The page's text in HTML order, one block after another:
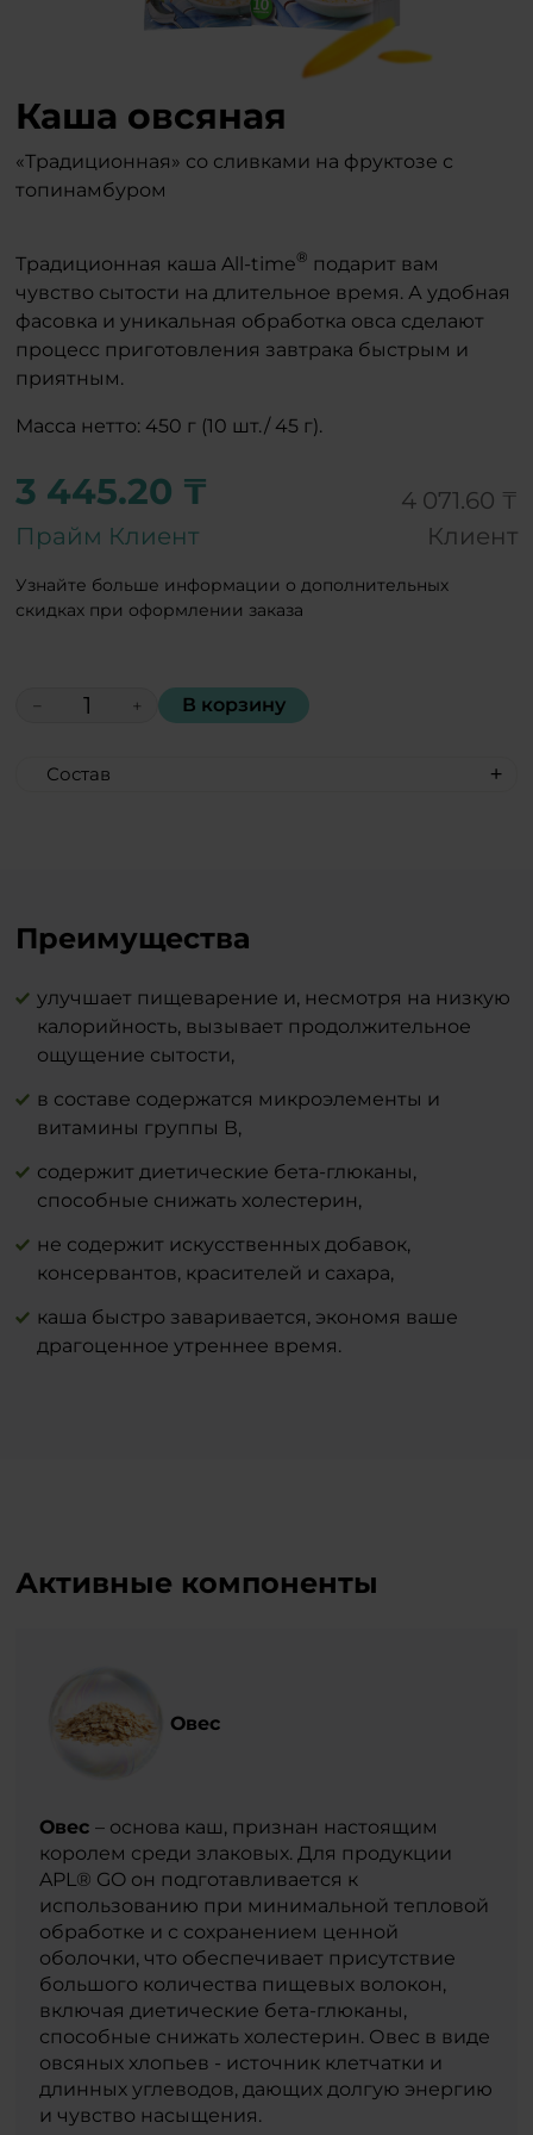
Каша овсяная
«Традиционная» со сливками на фруктозе с
топинамбуром
Традиционная каша All-time® подарит вам
чувство сытости на длительное время. А удобная
фасовка и уникальная обработка овса сделают
процесс приготовления завтрака быстрым и
приятным.
Масса нетто: 450 г (10 шт./ 45 г).
3 445.20 ₸
Прайм Клиент
4 071.60 ₸
Клиент
Узнайте больше информации о дополнительных
скидках при оформлении заказа
− + В корзину
Состав
Преимущества
улучшает пищеварение и, несмотря на низкую
калорийность, вызывает продолжительное
ощущение сытости,
в составе содержатся микроэлементы и
витамины группы В,
содержит диетические бета-глюканы,
способные снижать холестерин,
не содержит искусственных добавок,
консервантов, красителей и сахара,
каша быстро заваривается, экономя ваше
драгоценное утреннее время.
Активные компоненты
Овес
Овес– основа каш, признан настоящим
королем среди злаковых. Для продукции
APL® GO он подготавливается к
использованию при минимальной тепловой
обработке и с сохранением ценной
оболочки, что обеспечивает присутствие
большого количества пищевых волокон,
включая диетические бета-глюканы,
способные снижать холестерин. Овес в виде
овсяных хлопьев - источник клетчатки и
длинных углеводов, дающих долгую энергию
и чувство насыщения.